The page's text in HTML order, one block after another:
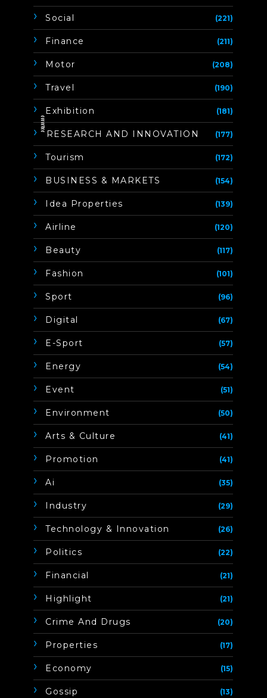
Social (221)
Finance (211)
Motor (208)
Travel (190)
Exhibition (181)
ิิีิิิิิRESEARCH AND INNOVATION (177)
Tourism (172)
BUSINESS & MARKETS (154)
Idea Properties (139)
Airline (120)
Beauty (117)
Fashion (101)
Sport (96)
Digital (67)
E-Sport (57)
Energy (54)
Event (51)
Environment (50)
Arts & Culture (41)
Promotion (41)
Ai (35)
Industry (29)
Technology & Innovation (26)
Politics (22)
Financial (21)
Highlight (21)
Crime And Drugs (20)
Properties (17)
Economy (15)
Gossip (13)